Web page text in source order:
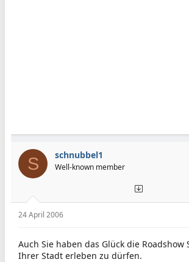
S schnubbel1
Well-known member
24 April 2006
Auch Sie haben das Glück die Roadshow
Ihrer Stadt erleben zu dürfen.